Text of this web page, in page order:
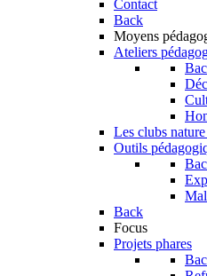
Contact
Back
Moyens
Ateliers
Les clubs
Outils
Back
Focus
Projets phares